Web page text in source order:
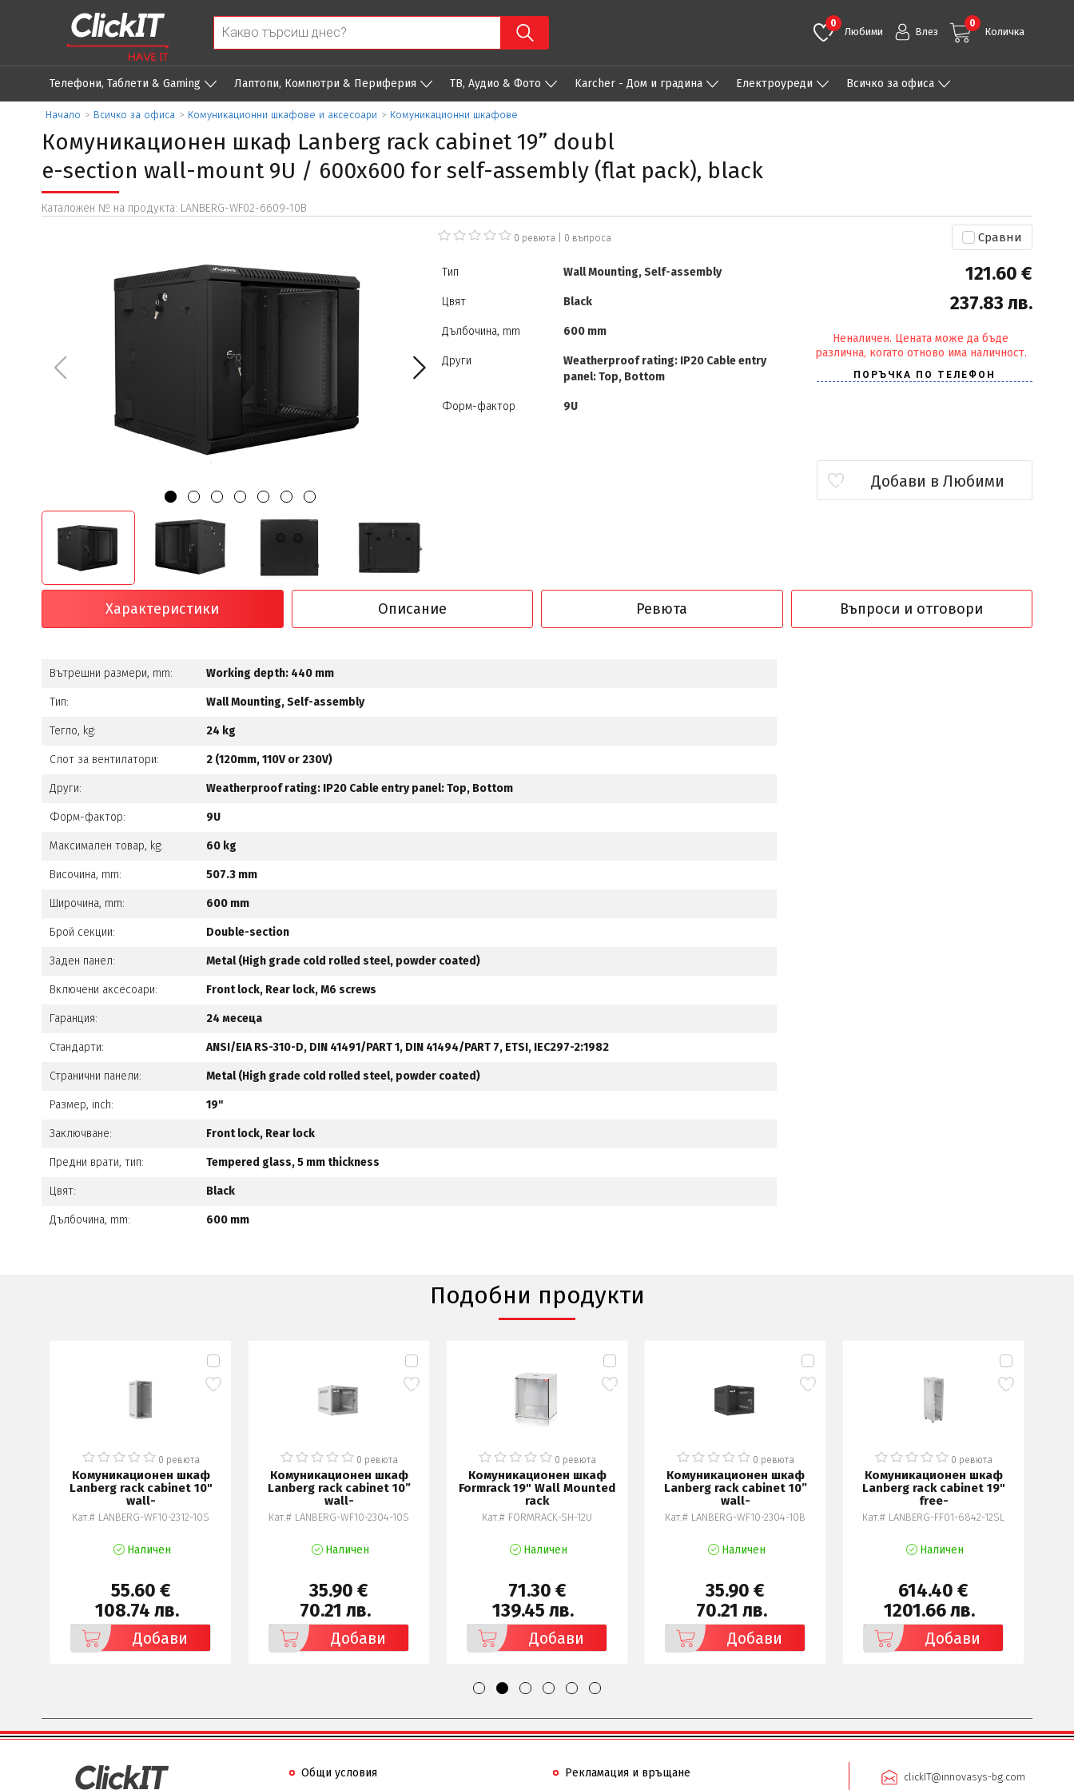
0
Любими Влез
0
Количка
Телефони, Таблети & Gaming Лаптопи, Компютри & Периферия ТВ, Аудио & Фото Karcher - Дом и градина Eлектроуреди Всичко за офиса
Начало > Всичко за офиса > Комуникационни шкафове и аксесоари > Комуникационни шкафове
Комуникационен шкаф Lanberg rack cabinet 19” doubl
e-section wall-mount 9U / 600x600 for self-assembly (flat pack), black
Каталожен № на продукта: LANBERG-WF02-6609-10B
0 ревюта 0 въпроса
Тип Wall Mounting, Self-assembly
Цвят Black
Дълбочина, mm 600 mm
Други
Weatherproof rating: IP20 Cable entry
panel: Top, Bottom
Форм-фактор 9U
Сравни
121.60 €
237.83 лв.
Неналичен. Цената може да бъде
различна, когато отново има наличност.
Добави в Любими
Характеристики Описание Ревюта Въпроси и отговори
Вътрешни размери, mm: Working depth: 440 mm
Тип: Wall Mounting, Self-assembly
Тегло, kg: 24 kg
Слот за вентилатори: 2 (120mm, 110V or 230V)
Други: Weatherproof rating: IP20 Cable entry panel: Top, Bottom
Форм-фактор: 9U
Максимален товар, kg: 60 kg
Височина, mm: 507.3 mm
Широчина, mm: 600 mm
Брой секции: Double-section
Заден панел: Metal (High grade cold rolled steel, powder coated)
Включени аксесоари: Front lock, Rear lock, M6 screws
Гаранция: 24 месеца
Стандарти: ANSI/EIA RS-310-D, DIN 41491/PART 1, DIN 41494/PART 7, ETSI, IEC297-2:1982
Странични панели: Metal (High grade cold rolled steel, powder coated)
Размер, inch: 19"
Заключване: Front lock, Rear lock
Предни врати, тип: Tempered glass, 5 mm thickness
Цвят: Black
Дълбочина, mm: 600 mm
Подобни продукти
0 ревюта
Комуникационен шкаф
Lanberg rack cabinet 10"
wall-
Кат.# LANBERG-WF10-2312-10S
Наличен
55.60 €
108.74 лв.
Добави
0 ревюта
Комуникационен шкаф
Lanberg rack cabinet 10”
wall-
Кат.# LANBERG-WF10-2304-10S
Наличен
35.90 €
70.21 лв.
Добави
0 ревюта
Комуникационен шкаф
Formrack 19" Wall Mounted
rack
Кат.# FORMRACK-SH-12U
Наличен
71.30 €
139.45 лв.
Добави
0 ревюта
Комуникационен шкаф
Lanberg rack cabinet 10”
wall-
Кат.# LANBERG-WF10-2304-10B
Наличен
35.90 €
70.21 лв.
Добави
0 ревюта
Комуникационен шкаф
Lanberg rack cabinet 19"
free-
Кат.# LANBERG-FF01-6842-12SL
Наличен
614.40 €
1201.66 лв.
Добави
Общи условия
Рекламация и връщане
clickIT@innovasys-bg.com